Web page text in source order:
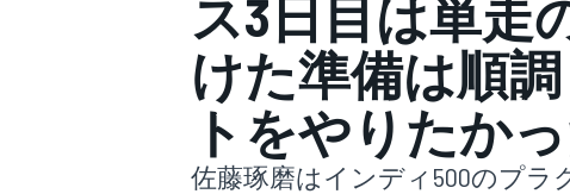
スーパーフォーミュラ
ス3日目は単走
けた準備は順
トをやりたか
佐藤琢磨はインディ500のプラ